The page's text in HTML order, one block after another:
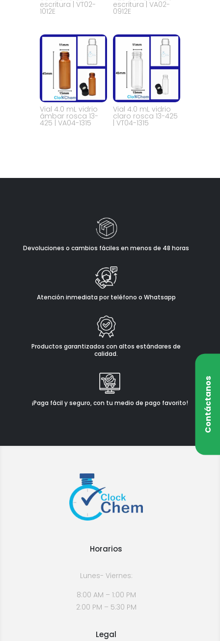
escritura | VT02-
1012E
escritura | VA02-
0912E
Vial 4.0 mL vidrio
ámbar rosca 13-
425 | VA04-1315
Vial 4.0 mL vidrio
claro rosca 13-425
| VT04-1315
Devoluciones o cambios fáciles en menos de 48 horas
Atención inmediata por teléfono o Whatsapp
Productos garantizados con altos estándares de
calidad.
¡Paga fácil y seguro, con tu medio de pago favorito! Contáctanos
Horarios
Lunes- Viernes:
8:00 AM – 1:00 PM
2:00 PM – 5:30 PM
Legal